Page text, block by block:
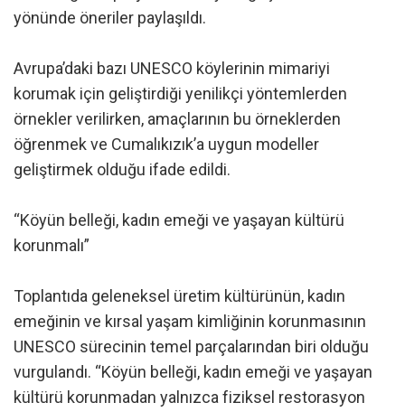
yönünde öneriler paylaşıldı.
Avrupa’daki bazı UNESCO köylerinin mimariyi
korumak için geliştirdiği yenilikçi yöntemlerden
örnekler verilirken, amaçlarının bu örneklerden
öğrenmek ve Cumalıkızık’a uygun modeller
geliştirmek olduğu ifade edildi.
“Köyün belleği, kadın emeği ve yaşayan kültürü
korunmalı”
Toplantıda geleneksel üretim kültürünün, kadın
emeğinin ve kırsal yaşam kimliğinin korunmasının
UNESCO sürecinin temel parçalarından biri olduğu
vurgulandı. “Köyün belleği, kadın emeği ve yaşayan
kültürü korunmadan yalnızca fiziksel restorasyon